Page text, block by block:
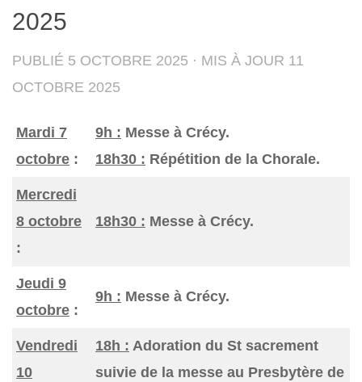
2025
PUBLIÉ 5 OCTOBRE 2025 · MIS À JOUR 11
OCTOBRE 2025
Mardi 7
octobre :
9h : Messe à Crécy.
18h30 : Répétition de la Chorale.
Mercredi
8 octobre
:
18h30 : Messe à Crécy.
Jeudi 9
octobre :
9h : Messe à Crécy.
Vendredi
10
18h : Adoration du St sacrement
suivie de la messe au Presbytère de